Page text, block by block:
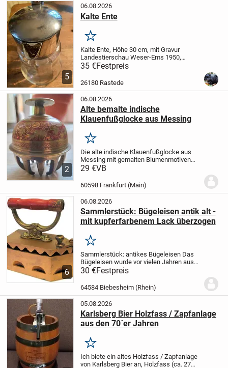
5
06.08.2026
Kalte Ente
Merken
Kalte Ente, Höhe 30 cm, mit Gravur
Landestierschau Weser-Ems 1950,
Ehrenpreis der Molkerei Ahlhorn. Alles in
einem Tadellosen Zustand.
35 €Festpreis
26180 Rastede
2
06.08.2026
Alte bemalte indische
Klauenfußglocke aus Messing
Merken
Die alte indische Klauenfußglocke aus
Messing mit gemalten Blumenmotiven
(Emaille) ist etwa 6,5 cm breit und 7,5 cm
(vermutlich seit den 1950er Jahren).
29 €VB
60598 Frankfurt (Main)
6
06.08.2026
Sammlerstück: Bügeleisen antik alt -
mit kupferfarbenem Lack überzogen
Merken
Sammlerstück: antikes Bügeleisen Das
Bügeleisen wurde vor vielen Jahren aus
Dekorationsgründen
kupferfarbenen Lack überzogen.
Es sind altersbedingt einige Gebrauchs-
30 €Festpreis
64584 Biebesheim (Rhein)
05.08.2026
Karlsberg Bier Holzfass / Zapfanlage
aus den 70´er Jahren
Merken
Ich biete ein altes Holzfass / Zapfanlage
von Karlsberg Bier an, Holzfass (ca. 27